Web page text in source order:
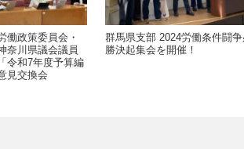
働政策委員会・
奈川県議会議員
令和7年度予算編
見交換会
群馬県支部 2024労働条件闘
勝決起集会を開催！